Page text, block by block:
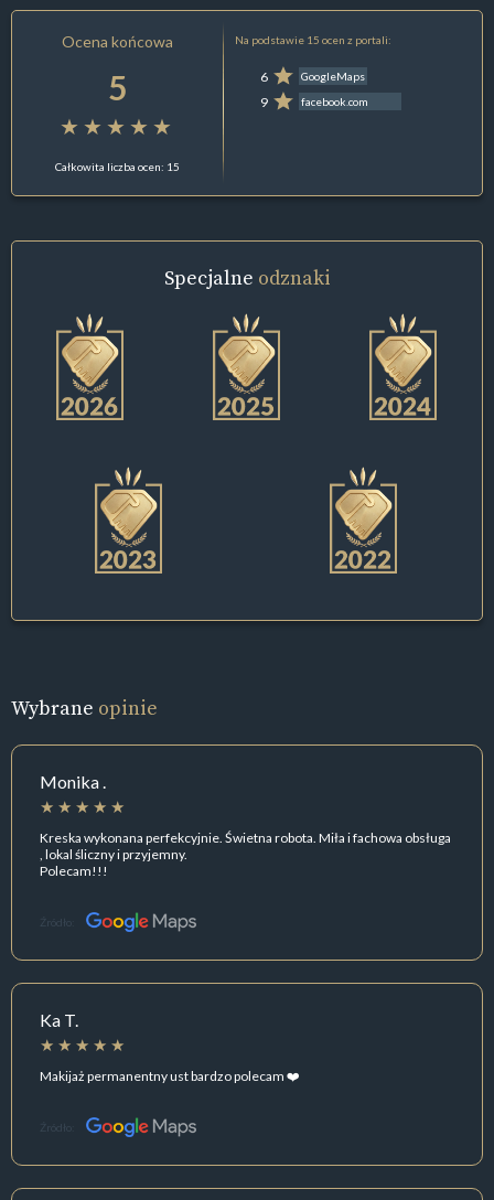
Ocena końcowa
5
Całkowita liczba ocen: 15
Na podstawie 15 ocen z portali:
6 GoogleMaps
9 facebook.com
Specjalne odznaki
Wybrane opinie
Monika .
Kreska wykonana perfekcyjnie. Świetna robota. Miła i fachowa obsługa
, lokal śliczny i przyjemny.
Polecam!!!
Źródło:
Ka T.
Makijaż permanentny ust bardzo polecam ❤️
Źródło: